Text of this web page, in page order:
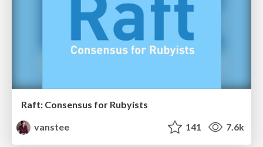
Raft: Consensus for Rubyists
vanstee
141 7.6k